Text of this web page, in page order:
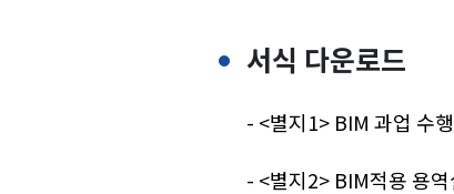
서식 다운로드
- <별지1> BIM 과업 수
- <별지2> BIM적용 용